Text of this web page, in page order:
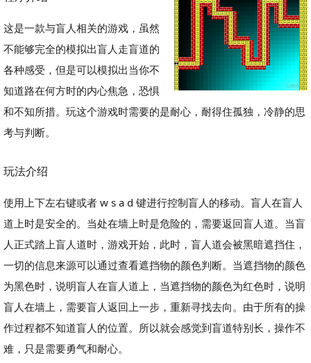
这是一款与盲人相关的游戏，虽然
不能够完全的模拟出盲人走盲道的
各种感受，但是可以模拟出当你不
知道路在何方时的内心焦急，恐惧
和不知所措。玩这个游戏时需要的是耐心，耐得住孤独，冷静的思
考与判断。
玩法介绍
使用上下左右键或者 w s a d 键进行控制盲人的移动。盲人在盲人
道上时是安全的。当处在墙上时是危险的，需要返回盲人道。当盲
人正式踏上盲人道时，游戏开始，此时，盲人道会被黑暗遮挡住，
一切的信息来源可以通过查看遮挡物的颜色判断。当遮挡物的颜色
为黑色时，说明盲人在盲人道上，当遮挡物的颜色为红色时，说明
盲人在墙上，需要盲人返回上一步，重新寻找去向。由于所有的操
作过程都不知道盲人的位置。所以就会感觉到盲道特别长，操作不
难，只是需要勇气和耐心。